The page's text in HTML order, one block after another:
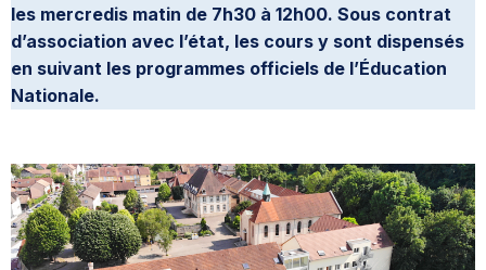
les mercredis matin de 7h30 à 12h00. Sous contrat
d’association avec l’état, les cours y sont dispensés
en suivant les programmes officiels de l’Éducation
Nationale.